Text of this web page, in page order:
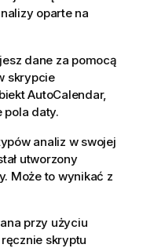
oparte na
dane za pomocą
skrypcie
AutoCalendar,
pola daty.
analiz w swojej
utworzony
Może to wynikać z
przy użyciu
skryptu